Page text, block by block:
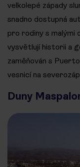
velkolepé západy
snadno dostupná
pro rodiny s malými
vysvětlují historii a
zaměňován s
vesnicí na
Duny